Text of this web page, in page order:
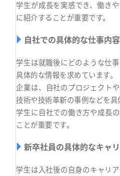
学生が成長を実感でき、働き
に紹介することが重要です。
自社での具体的な仕事内
学生は就職後にどのような仕
具体的な情報を求めています。
企業は、自社のプロジェクト
技術や技術革新の事例などを具
学生に自社での働き方や成長
ことが重要です。
新卒社員の具体的なキャ
学生は入社後の自身のキャリ